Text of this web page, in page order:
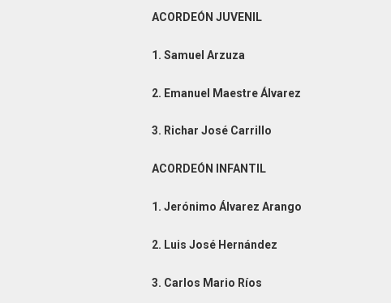
ACORDEÓN JUVENIL
1. Samuel Arzuza
2. Emanuel Maestre Álvarez
3. Richar José Carrillo
ACORDEÓN INFANTIL
1. Jerónimo Álvarez Arango
2. Luis José Hernández
3. Carlos Mario Ríos